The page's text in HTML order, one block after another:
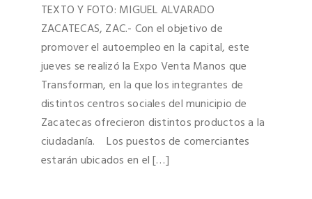
TEXTO Y FOTO: MIGUEL ALVARADO
ZACATECAS, ZAC.- Con el objetivo de
promover el autoempleo en la capital, este
jueves se realizó la Expo Venta Manos que
Transforman, en la que los integrantes de
distintos centros sociales del municipio de
Zacatecas ofrecieron distintos productos a la
ciudadanía. Los puestos de comerciantes
estarán ubicados en el […]